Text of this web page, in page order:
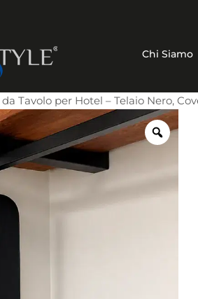
Chi Siamo
Tavolo per Hotel – Telaio Nero,